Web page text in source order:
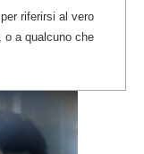
riferirsi al vero
o a qualcuno che